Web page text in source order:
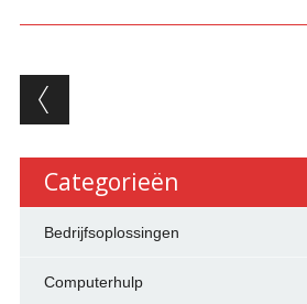
Berichtnavigatie
Categorieën
Bedrijfsoplossingen
Computerhulp